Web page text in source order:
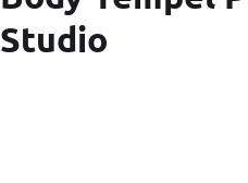
Studio